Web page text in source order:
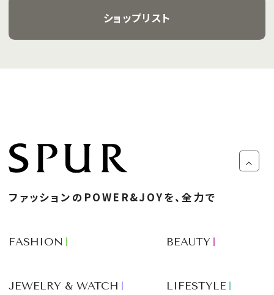
ショップリスト
ファッションのPOWER&JOYを、全力で
FASHION BEAUTY
JEWELRY & WATCH LIFESTYLE